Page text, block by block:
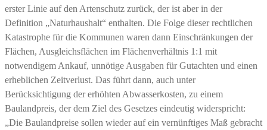
erster Linie auf den Artenschutz zurück, der ist aber in der
Definition „Naturhaushalt“ enthalten. Die Folge dieser rechtlichen
Katastrophe für die Kommunen waren dann Einschränkungen der
Flächen, Ausgleichsflächen im Flächenverhältnis 1:1 mit
notwendigem Ankauf, unnötige Ausgaben für Gutachten und einen
erheblichen Zeitverlust. Das führt dann, auch unter
Berücksichtigung der erhöhten Abwasserkosten, zu einem
Baulandpreis, der dem Ziel des Gesetzes eindeutig widerspricht:
„Die Baulandpreise sollen wieder auf ein vernünftiges Maß gebracht